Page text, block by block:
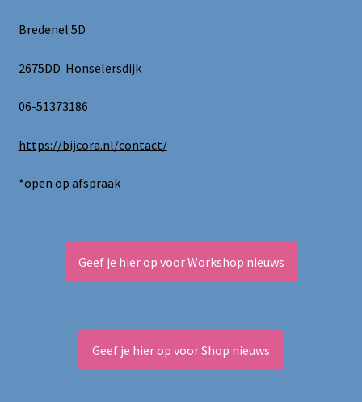
Bredenel 5D
2675DD Honselersdijk
06-51373186
https://bijcora.nl/contact/
*open op afspraak
Geef je hier op voor Workshop nieuws
Geef je hier op voor Shop nieuws